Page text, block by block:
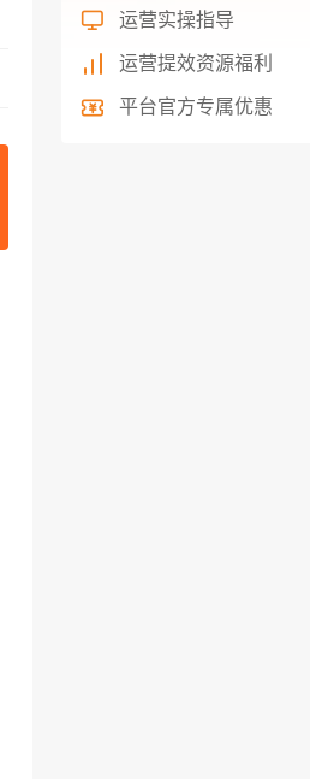
运营实操指导
运营提效资源福利
平台官方专属优惠